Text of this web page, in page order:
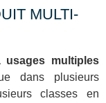
MULTI-
multiples
dans plusieurs
classes en